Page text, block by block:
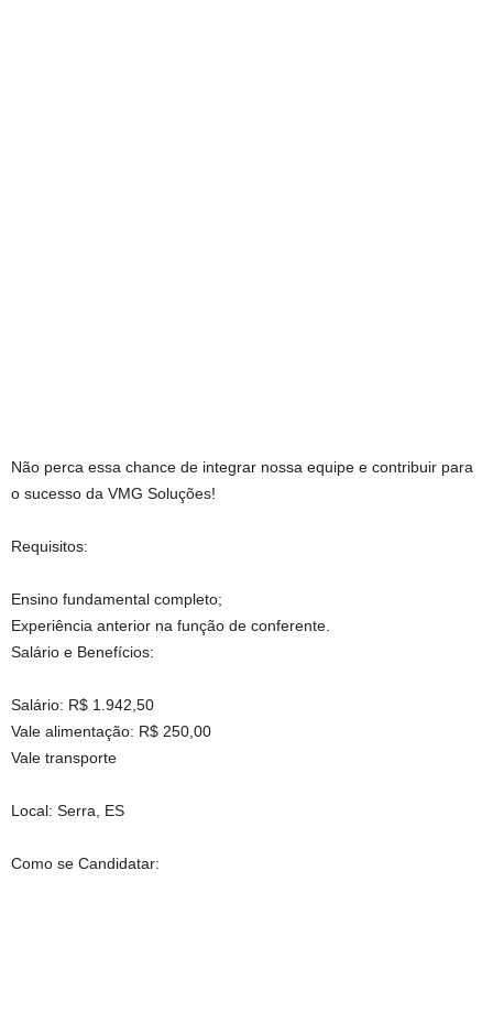
Não perca essa chance de integrar nossa equipe e contribuir para
o sucesso da VMG Soluções!
Requisitos:
Ensino fundamental completo;
Experiência anterior na função de conferente.
Salário e Benefícios:
Salário: R$ 1.942,50
Vale alimentação: R$ 250,00
Vale transporte
Local: Serra, ES
Como se Candidatar: